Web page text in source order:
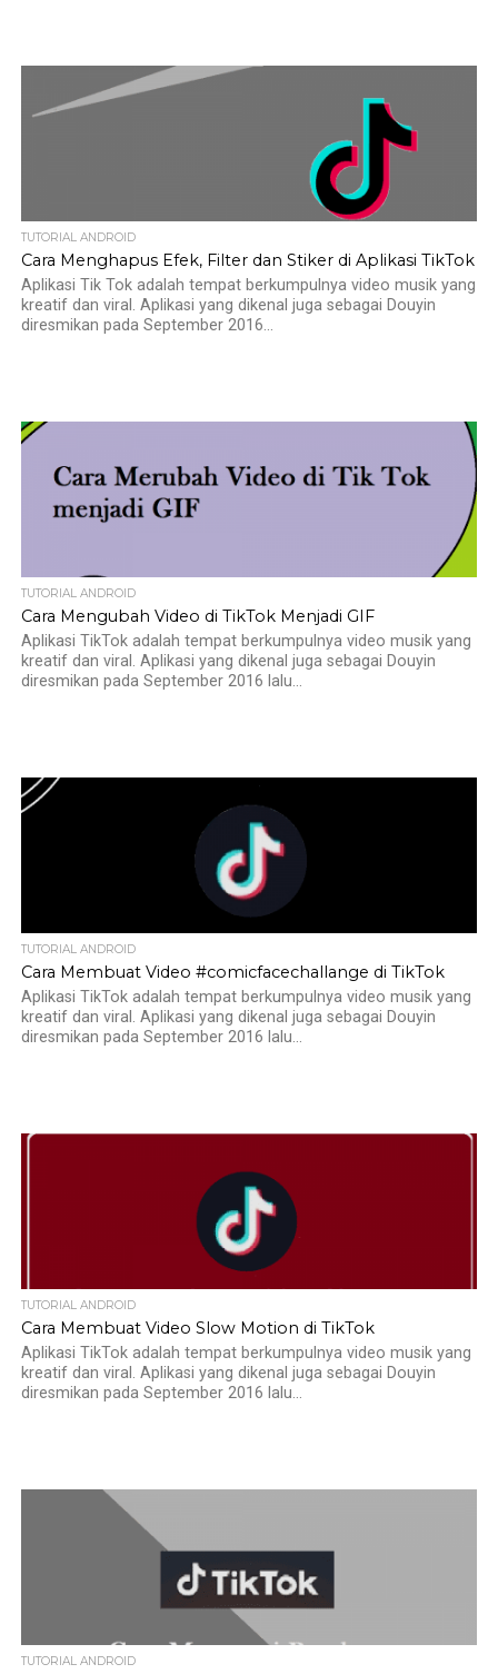
TUTORIAL ANDROID
Cara Menghapus Efek, Filter dan Stiker di Aplikasi TikTok
Aplikasi Tik Tok adalah tempat berkumpulnya video musik yang
kreatif dan viral. Aplikasi yang dikenal juga sebagai Douyin
diresmikan pada September 2016...
TUTORIAL ANDROID
Cara Mengubah Video di TikTok Menjadi GIF
Aplikasi TikTok adalah tempat berkumpulnya video musik yang
kreatif dan viral. Aplikasi yang dikenal juga sebagai Douyin
diresmikan pada September 2016 lalu...
TUTORIAL ANDROID
Cara Membuat Video #comicfacechallange di TikTok
Aplikasi TikTok adalah tempat berkumpulnya video musik yang
kreatif dan viral. Aplikasi yang dikenal juga sebagai Douyin
diresmikan pada September 2016 lalu...
TUTORIAL ANDROID
Cara Membuat Video Slow Motion di TikTok
Aplikasi TikTok adalah tempat berkumpulnya video musik yang
kreatif dan viral. Aplikasi yang dikenal juga sebagai Douyin
diresmikan pada September 2016 lalu...
TUTORIAL ANDROID